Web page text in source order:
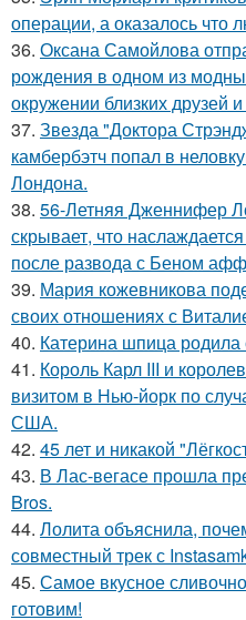
операции, а оказалось что
36. Оксана Самойлова
рождения в одном из
окружении близких друзей
37. Звезда "Доктора
камбербэтч попал в
Лондона.
38. 56-Летняя Дженнифер
скрывает, что
после развода с Беном
39. Мария кожевникова
своих отношениях с
40. Катерина шпица родила
41. Король Карл III и
визитом в Нью-йорк по
США.
42. 45 лет и никакой
43. В Лас-вегасе прошла
Bros.
44. Лолита объяснила,
совместный трек с
45. Самое вкусное
готовим!